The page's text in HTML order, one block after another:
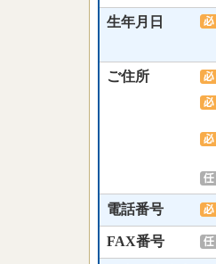
生年月日
ご住所
電話番号
FAX番号